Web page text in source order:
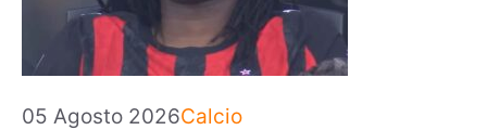
05 Agosto 2026Categorie
Calcio